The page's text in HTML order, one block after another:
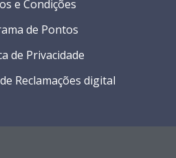
e Condições
de Pontos
de Privacidade
Reclamações digital